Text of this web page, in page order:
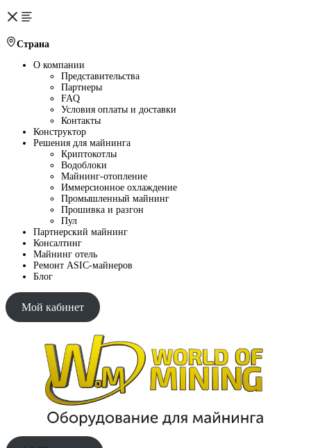
Страна
О компании
Представительства
Партнеры
FAQ
Условия оплаты и доставки
Контакты
Конструктор
Решения для майнинга
Криптокотлы
Водоблоки
Майнинг-отопление
Иммерсионное охлаждение
Промышленный майнинг
Прошивка и разгон
Пул
Партнерский майнинг
Консалтинг
Майнинг отель
Ремонт ASIC-майнеров
Блог
Мой кабинет